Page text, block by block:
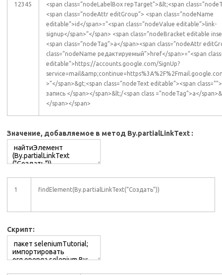
12345
<span class=”nodeLabelBox repTarget”>&lt;<span
<span class=”nodeAttr editGroup”> <span class=”nodeName
editable”>id</span>=”<span class=”nodeValue editable”>link-
signup</span>”</span> <span class=”nodeBracket editable
<span class=”nodeTag”>a</span><span class=”nodeAttr
class=”nodeName редактируемый”>href</span>=”<span
editable”>https://accounts.google.com/SignUp?
>”</span>&gt;<span class=”nodeText editable”><span
запись </span></span>&lt;/<span class =”nodeTag”>a</
</span></span>
Значение, добавляемое в метод By.partialLinkText :
1 findElement(By.partialLinkText(“Создать”))
Скрипт: